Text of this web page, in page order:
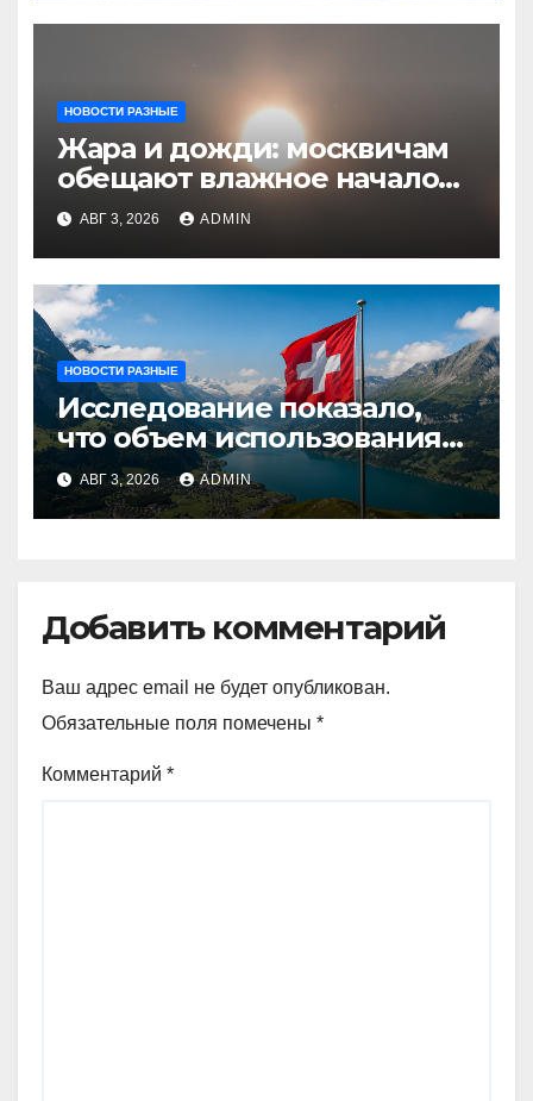
НОВОСТИ РАЗНЫЕ
Жара и дожди: москвичам
обещают влажное начало
августа
АВГ 3, 2026 ADMIN
НОВОСТИ РАЗНЫЕ
Исследование показало,
что объем использования
криптовалют в Швейцарии
в два раза превышает
аналогичный показатель в
АВГ 3, 2026 ADMIN
Добавить комментарий
Ваш адрес email не будет опубликован.
Обязательные поля помечены *
Комментарий *